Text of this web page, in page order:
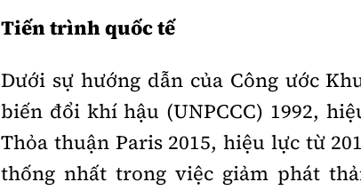
Tiến trình quốc tế
Dưới sự hướng dẫn của Công ước
biến đổi khí hậu (UNPCCC) 1992,
Thỏa thuận Paris 2015, hiệu lực từ
thống nhất trong việc giảm phát